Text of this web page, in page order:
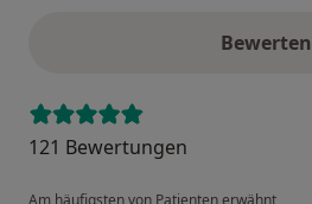
Bewerten
121 Bewertungen
Am häufigsten von Patienten erwähnt